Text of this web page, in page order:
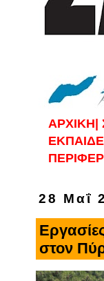
ΑΡΧΙΚΗ|
28 Μαΐ
στον